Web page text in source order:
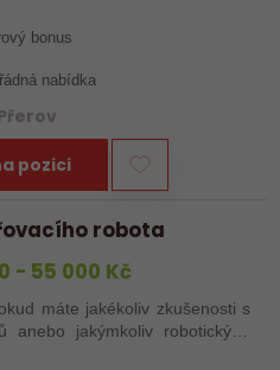
využijte své zkušenosti se
bonus
nabídka
pozici
robota
- 55 000 Kč
máte jakékoliv zkušenosti s
anebo jakýmkoliv robotickým,